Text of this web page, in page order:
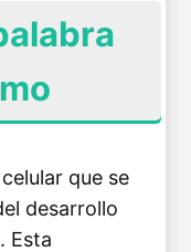
que se
desarrollo
Esta